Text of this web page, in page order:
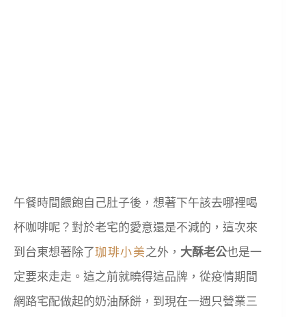
午餐時間餵飽自己肚子後，想著下午該去哪裡喝
杯咖啡呢？對於老宅的愛意還是不減的，這次來
到台東想著除了珈琲小美之外， 大酥老公也是一
定要來走走。這之前就曉得這品牌，從疫情期間
網路宅配做起的奶油酥餅，到現在一週只營業三